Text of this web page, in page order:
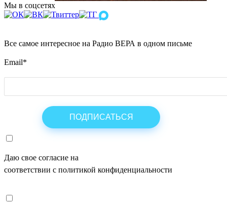
Мы в соцсетях
Все самое интересное на Радио ВЕРА в одном письме
Email*
Даю свое согласие на
соответствии с политикой конфиденциальности